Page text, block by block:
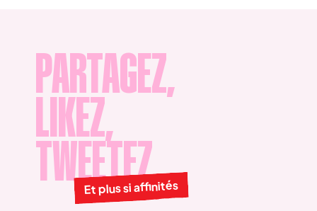
PARTAGEZ,
LIKEZ,
TWEETEZ
Et plus si affinités